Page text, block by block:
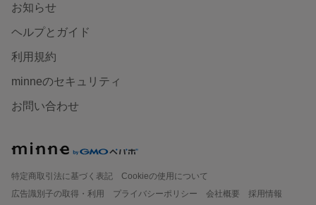
お知らせ
ヘルプとガイド
利用規約
minneのセキュリティ
お問い合わせ
特定商取引法に基づく表記
Cookieの使用について
広告識別子の取得・利用
プライバシーポリシー 会社概要
採用情報